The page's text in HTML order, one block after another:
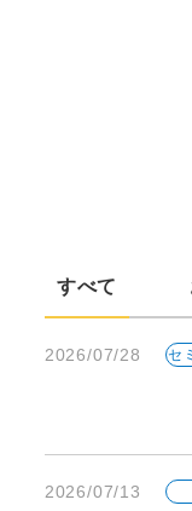
すべて
2026/07/28 セ
2026/07/13